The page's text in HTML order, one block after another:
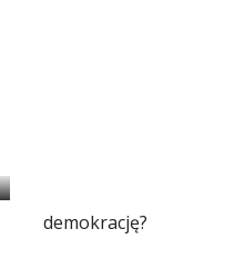
demokrację?